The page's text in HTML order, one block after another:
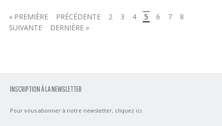
« PREMIÈRE PRÉCÉDENTE 2 3 4 5 6 7
8
SUIVANTE
DERNIÈRE »
INSCRIPTION À LA NEWSLETTER
Pour vous abonner à notre newsletter, cliquez ici